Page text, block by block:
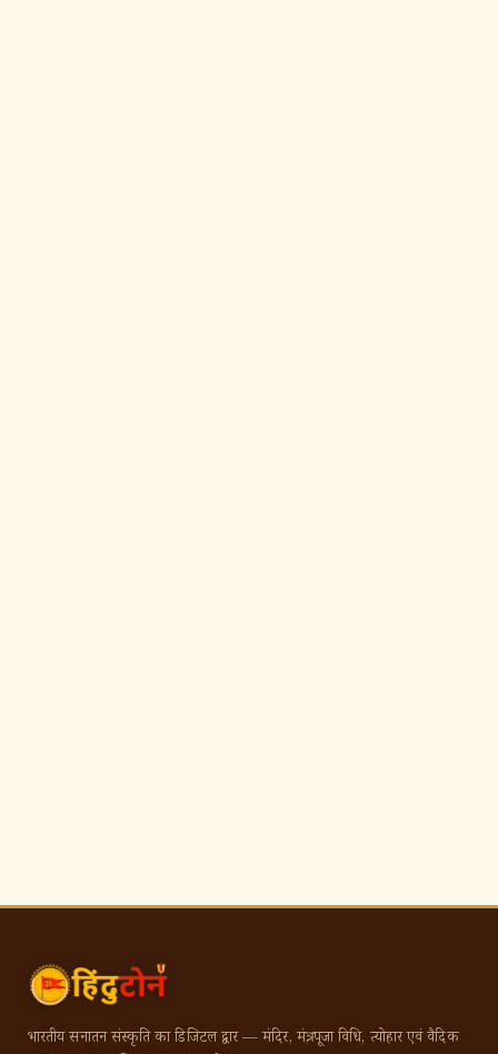
भारतीय सनातन संस्कृति का डिजिटल द्वार — मंदिर, मंत्र, पूजा विधि, त्योहार एवं वैदिक